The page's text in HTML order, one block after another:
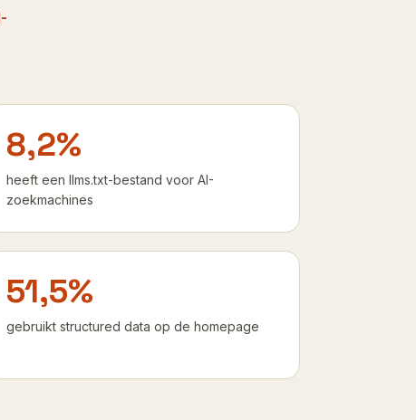
8,2%
heeft een llms.txt-bestand voor AI-
zoekmachines
51,5%
gebruikt structured data op de homepage